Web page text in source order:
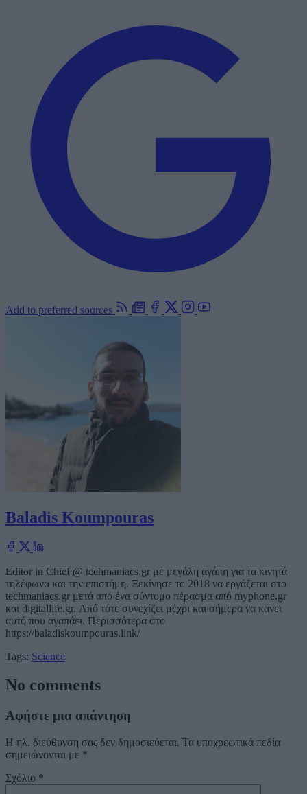
Add to preferred sources
Baladis Koumpouras
Editor in Chief @ techmaniacs.gr με μεγάλη αγάπη για τα κινητά
τηλέφωνα και την επιστήμη. Ξεκίνησε το 2018 να εργάζεται στο
techmaniacs.gr μετά από ένα σύντομο πέρασμα από myphone.gr
και digitallife.gr. Από τότε συνεχίζει μέχρι και σήμερα να κάνει
αυτό που αγαπάει. Περισσότερα στο
https://baladiskoumpouras.link/
Tags: Science
No comments
Αφήστε μια απάντηση
Η ηλ. διεύθυνση σας δεν δημοσιεύεται. Τα υποχρεωτικά πεδία
σημειώνονται με *
Σχόλιο *